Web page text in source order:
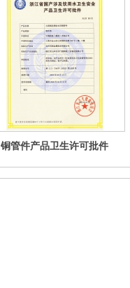
铜管件产品卫生许可批件